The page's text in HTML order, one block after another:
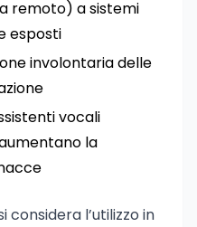
remoto) a sistemi
esposti
involontaria delle
vocali
la
considera l’utilizzo in